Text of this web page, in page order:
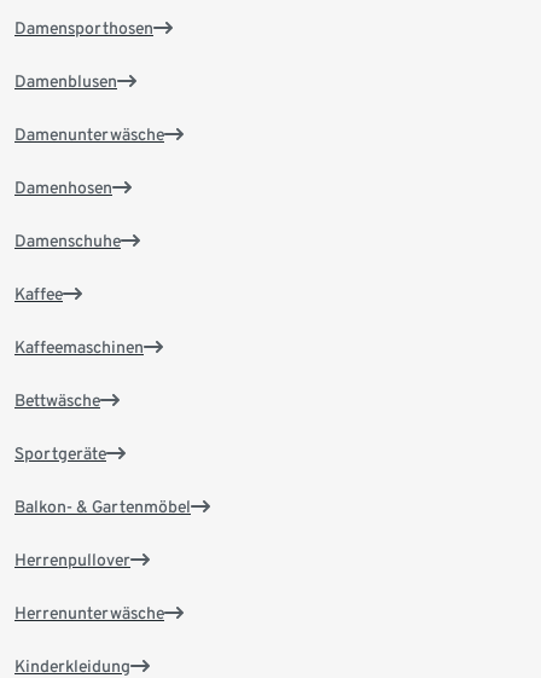
Damensporthosen
Damenblusen
Damenunterwäsche
Damenhosen
Damenschuhe
Kaffee
Kaffeemaschinen
Bettwäsche
Sportgeräte
Balkon- & Gartenmöbel
Herrenpullover
Herrenunterwäsche
Kinderkleidung